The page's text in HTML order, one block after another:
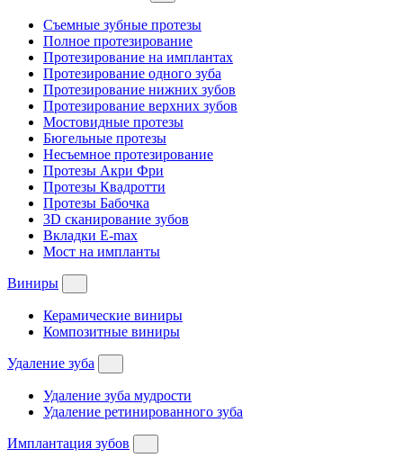
Съемные зубные протезы
Полное протезирование
Протезирование на имплантах
Протезирование одного зуба
Протезирование нижних зубов
Протезирование верхних зубов
Мостовидные протезы
Бюгельные протезы
Несъемное протезирование
Протезы Акри Фри
Протезы Квадротти
Протезы Бабочка
3D сканирование зубов
Вкладки E-max
Мост на импланты
Виниры
Керамические виниры
Композитные виниры
Удаление зуба
Удаление зуба мудрости
Удаление ретинированного зуба
Имплантация зубов